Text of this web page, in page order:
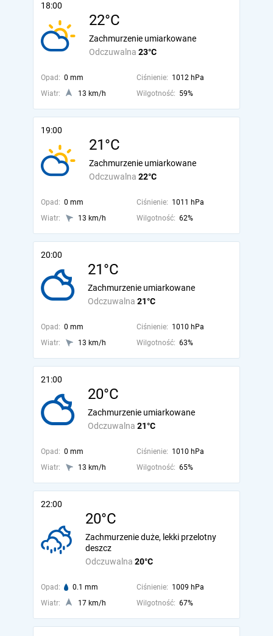
18:00
22°C
Odczuwalna 23°C
Zachmurzenie umiarkowane
Opad: 0 mm Ciśnienie: 1012 hPa
Wiatr:
13 km/h Wilgotność: 59%
19:00
21°C
Odczuwalna 22°C
Zachmurzenie umiarkowane
Opad: 0 mm Ciśnienie: 1011 hPa
Wiatr:
13 km/h Wilgotność: 62%
20:00
21°C
Odczuwalna 21°C
Zachmurzenie umiarkowane
Opad: 0 mm Ciśnienie: 1010 hPa
Wiatr:
13 km/h Wilgotność: 63%
21:00
20°C
Odczuwalna 21°C
Zachmurzenie umiarkowane
Opad: 0 mm Ciśnienie: 1010 hPa
Wiatr:
13 km/h Wilgotność: 65%
22:00
20°C
Odczuwalna 20°C
Zachmurzenie duże, lekki przelotny
deszcz
Opad: 0.1 mm Ciśnienie: 1009 hPa
Wiatr:
17 km/h Wilgotność: 67%